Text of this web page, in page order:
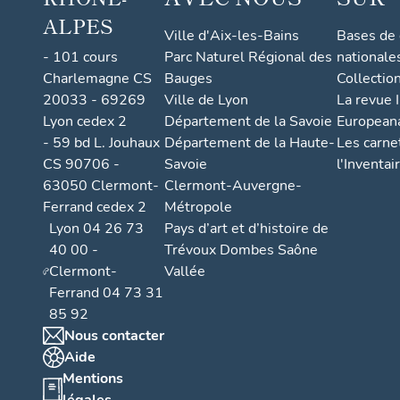
ALPES
- 101 cours
Charlemagne CS
20033 - 69269
Lyon cedex 2
- 59 bd L. Jouhaux
CS 90706 -
63050 Clermont-
Ferrand cedex 2
Lyon 04 26 73
40 00 -
Clermont-
Ferrand 04 73 31
85 92
Nous contacter
Aide
Mentions
Ville d'Aix-les-Bains
Parc Naturel Régional des
Bauges
Ville de Lyon
Département de la Savoie
Département de la Haute-
Savoie
Clermont-Auvergne-
Métropole
Pays d’art et d’histoire de
Trévoux Dombes Saône
Vallée
Bases
La revue
Les